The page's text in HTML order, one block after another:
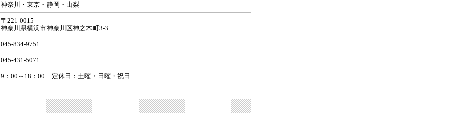
神奈川・東京・静岡・山梨
〒221-0015
神奈川県横浜市神奈川区神之木町3-3
045-834-9751
045-431-5071
9：00～18：00 定休日：土曜・日曜・祝日